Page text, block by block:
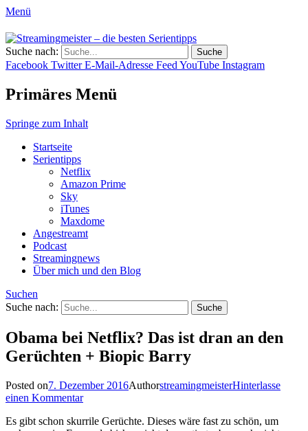
Menü
Streamingmeister – die besten
Serientipps
Hol dir die besten Serientipps, Kritiken
und Reviews zu neuen Serien und neuen
Staffeln.
Suche nach:
Facebook Twitter E-Mail-Adresse FeedYouTube Instagram
Primäres Menü
Springe zum Inhalt
Startseite
Serientipps
Netflix
Amazon Prime
Sky
iTunes
Maxdome
Angestreamt
Podcast
Streamingnews
Über mich und den Blog
Suchen
Suche nach:
Obama bei Netflix? Das ist dran an den
Gerüchten + Biopic Barry
Posted on7. Dezember 2016AuthorstreamingmeisterHinterlasse
einen Kommentar
Es gibt schon skurrile Gerüchte. Dieses wäre fast zu schön, um